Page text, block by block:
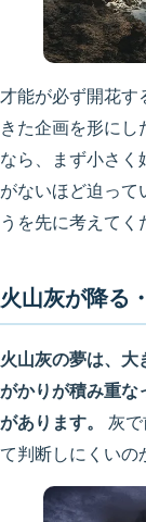
才能が必ず開花す
きた企画を形に
なら、まず小さく
がないほど迫って
うを先に考えてく
火山灰が降る
火山灰の夢は、大
がかりが積み重な
があります。
灰
て判断しにくいの